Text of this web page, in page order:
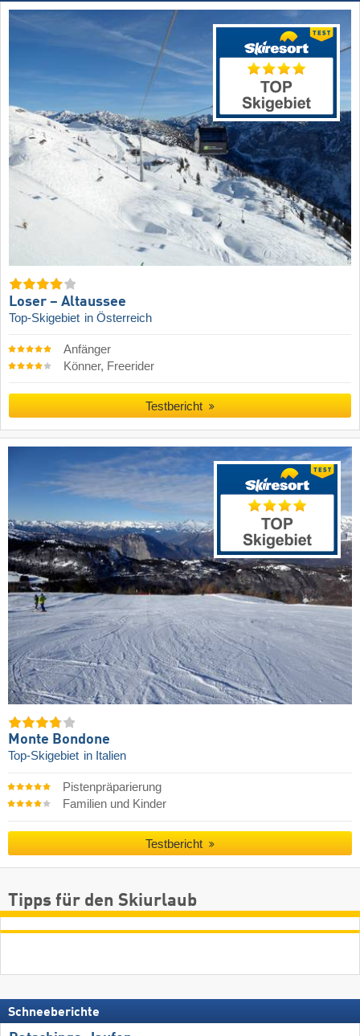
Loser – Altaussee
Top-Skigebiet in Österreich
Anfänger
Könner, Freerider
Testbericht
Monte Bondone
Top-Skigebiet in Italien
Pistenpräparierung
Familien und Kinder
Testbericht
Tipps für den Skiurlaub
Schneeberichte